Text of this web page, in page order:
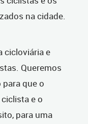
na cidade.
cicloviária e
Queremos
que o
e o
para uma